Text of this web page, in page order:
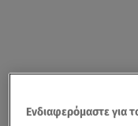
Ενδιαφερόμαστε για